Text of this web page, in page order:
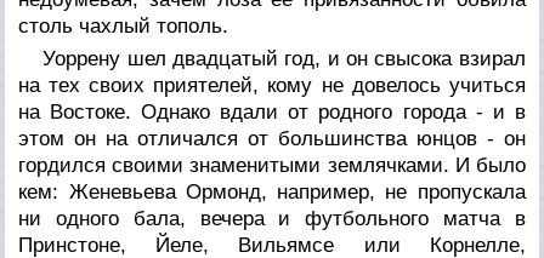
столь чахлый тополь.
Уоррену шел двадцатый год, и он свысока взирал
на тех своих приятелей, кому не довелось учиться
на Востоке. Однако вдали от родного города - и в
этом он на отличался от большинства юнцов - он
гордился своими знаменитыми землячками. И было
кем: Женевьева Ормонд, например, не пропускала
ни одного бала, вечера и футбольного матча в
Принстоне, Йеле, Вильямсе или Корнелле,